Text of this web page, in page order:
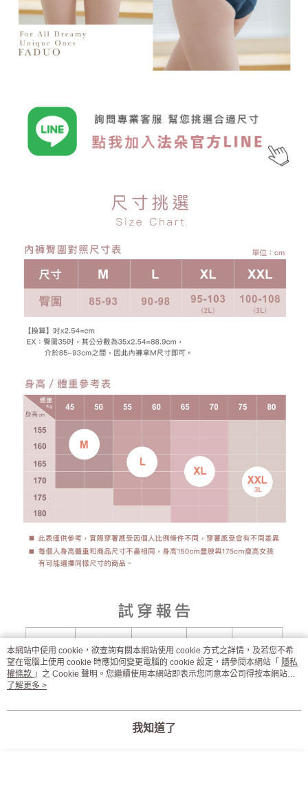
本網站中使用 cookie，欲查詢有關本網站使用 cookie 方式之詳情，及若您不希
望在電腦上使用 cookie 時應如何變更電腦的 cookie 設定，請參閱本網站「 隱私
權條款 」之 Cookie 聲明。您繼續使用本網站即表示您同意本公司得按本網站使
用條款之 Cookie 聲明使用 cookie。
了解更多 >
我知道了